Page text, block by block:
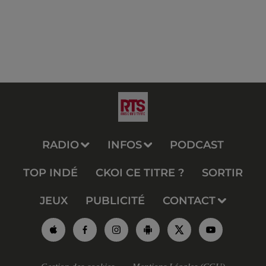
RADIO INFOS PODCAST
TOP INDÉ CKOI CE TITRE ? SORTIR
JEUX PUBLICITÉ CONTACT